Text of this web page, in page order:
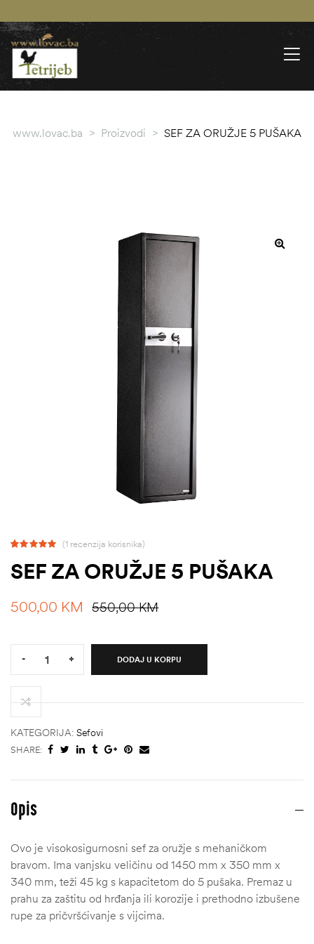
www.lovac.ba > Proizvodi > SEF ZA ORUŽJE 5 PUŠAKA
ocjena:
ukupno 5 (
(1 recenzija korisnika)
SEF ZA ORUŽJE 5 PUŠAKA
550,00KM
500,00 KM
- + DODAJ U KORPU
KATEGORIJA: Sefovi
SHARE:
Opis
Ovo je visokosigurnosni sef za oružje s mehaničkom
bravom. Ima vanjsku veličinu od 1450 mm x 350 mm x
340 mm, teži 45 kg s kapacitetom do 5 pušaka. Premaz u
prahu za zaštitu od hrđanja ili korozije i prethodno izbušene
rupe za pričvršćivanje s vijcima.